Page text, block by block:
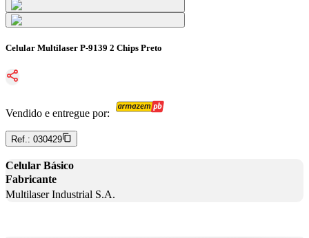
Celular Multilaser P-9139 2 Chips Preto
Vendido e entregue por:
Ref.: 030429
Celular Básico
Fabricante
Multilaser Industrial S.A.